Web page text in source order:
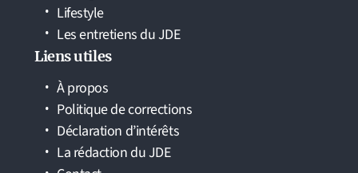
Lifestyle
Les entretiens du JDE
Liens utiles
À propos
Politique de corrections
Déclaration d’intérêts
La rédaction du JDE